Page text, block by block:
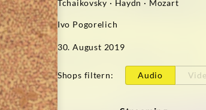
Tchaikovsky · Haydn · Mozart
Ivo Pogorelich
30. August 2019
Shops filtern: Audio